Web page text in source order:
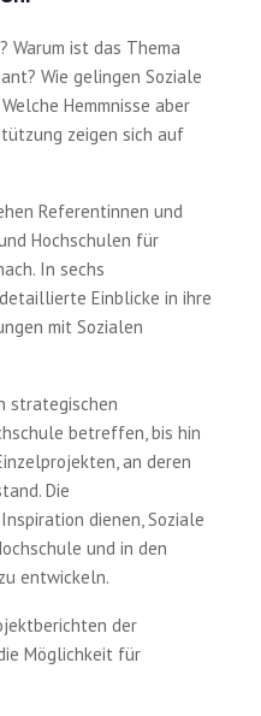
Warum ist das Thema
Wie gelingen Soziale
Hemmnisse aber
zeigen sich auf
Referentinnen und
Hochschulen für
In sechs
Einblicke in ihre
mit Sozialen
strategischen
betreffen, bis hin
an deren
Die
dienen, Soziale
und in den
entwickeln.
der
Möglichkeit für